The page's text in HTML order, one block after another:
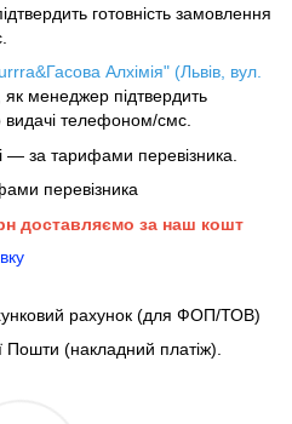
готовність замовлення
Алхімія" (Львів, вул.
як менеджер підтвердить
видачі телефоном/смс.
за тарифами перевізника.
перевізника
доставляємо за наш кошт
рахунок (для ФОП/ТОВ)
Пошти (накладний платіж).